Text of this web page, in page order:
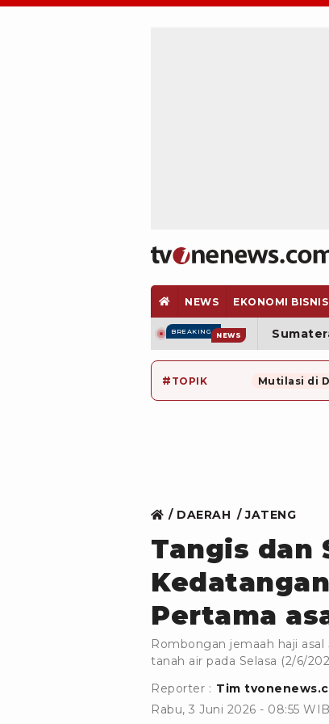
NEWS EKONOMI BISNIS
BREAKING NEWS
# TOPIK Mutilasi di
DAERAH JATENG
Tangis dan
Pertama
Rombongan jemaah haji asal
tanah air pada Selasa (2/6/
Reporter : Tim
Rabu, 3 Juni 2026 - 08:55 WIB